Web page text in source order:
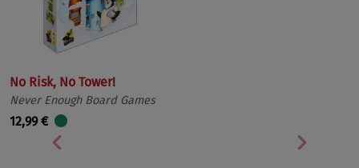
No Risk, No Tower!
Never Enough Board Games
12,99 €
Vorherige